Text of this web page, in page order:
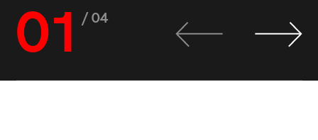
01 / 04